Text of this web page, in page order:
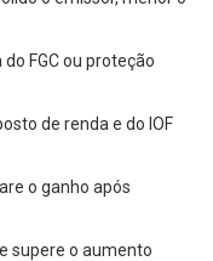
FGC ou proteção
de renda e do IOF
o ganho após
supere o aumento